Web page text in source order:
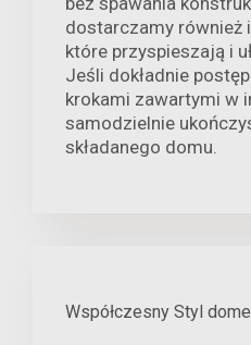
dostarczamy również
które przyspieszają i
Jeśli dokładnie
krokami zawartymi w
samodzielnie
składanego domu.
Współczesny Styl